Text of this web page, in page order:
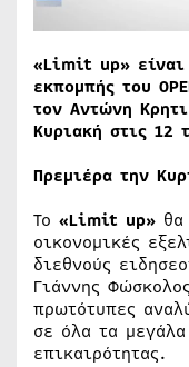
«Limit up»
εκπομπής του
τον Αντώνη
Κυριακή στις 12
Πρεμιέρα την
Το «Limit up» θα
οικονομικές
διεθνούς
Γιάννης
πρωτότυπες
σε όλα τα
επικαιρότητας.